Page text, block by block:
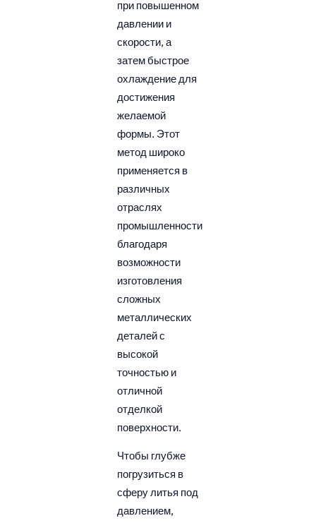
при повышенном
давлении и
скорости, а
затем быстрое
охлаждение для
достижения
желаемой
формы. Этот
метод широко
применяется в
различных
отраслях
промышленности
благодаря
возможности
изготовления
сложных
металлических
деталей с
высокой
точностью и
отличной
отделкой
поверхности.
Чтобы глубже
погрузиться в
сферу литья под
давлением,